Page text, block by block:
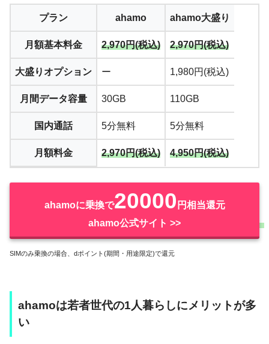
プラン ahamo ahamo大盛り
月額基本料金 2,970円(税込) 2,970円(税込)
大盛りオプション ー 1,980円(税込)
月間データ容量 30GB 110GB
国内通話 5分無料 5分無料
月額料金 2,970円(税込) 4,950円(税込)
ahamoに乗換で20000 円相当還元
ahamo公式サイト >>
SIMのみ乗換の場合、dポイント(期間・用途限定)で還元
ahamoは若者世代の1人暮らしにメリットが多
い